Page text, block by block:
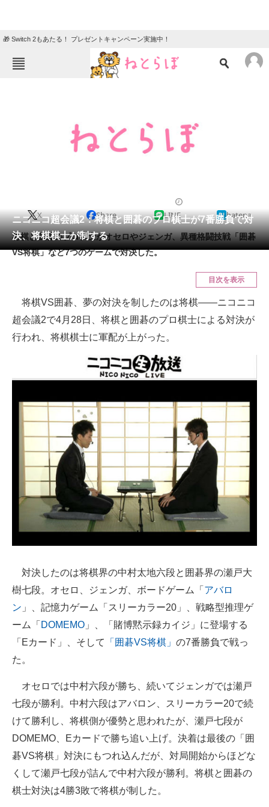
🎁 Switch 2もあたる！ プレゼントキャンペーン実施中！
クイズ
地域
会員記事
メディア
スマホと通信の最新トレンド
好きが集まる 比べて選べる
AI活用のいまが分かる
企業ITのトレンドを詳説
経営リーダーのコミュニティ
マーケ×ITの今がよく分かる
ITエンジニア向け専門サイト
IT製品の技術・比較・事例
製造業のIT導入・活用を支援
モノづくり技術者専門サイト
電子設計の基本と応用
エネルギーの専門メディア
建設×テクノロジーの最前線
ちょっと気になるネットの話題
ニコニコ超会議2：将棋と囲碁のプロ棋士が7番勝負で対
決、将棋棋士が制する
X Share LINE hatena
将棋と囲碁のプロ棋士がオセロやジェンガ、異種格闘技戦「囲碁
VS将棋」など7つのゲームで対決した。
目次を表示
将棋VS囲碁、夢の対決を制したのは将棋――ニコニコ
超会議2で4月28日、将棋と囲碁のプロ棋士による対決が
行われ、将棋棋士に軍配が上がった。
対決したのは将棋界の中村太地六段と囲碁界の瀬戸大
樹七段。オセロ、ジェンガ、ボードゲーム「 アバロ
ン 」、記憶力ゲーム「スリーカラー20」、戦略型推理ゲ
ーム「 DOMEMO 」、「賭博黙示録カイジ」に登場する
「Eカード」、そして
「囲碁VS将棋」 の7番勝負で戦っ
た。
オセロでは中村六段が勝ち、続いてジェンガでは瀬戸
七段が勝利。中村六段はアバロン、スリーカラー20で続
けて勝利し、将棋側が優勢と思われたが、瀬戸七段が
DOMEMO、Eカードで勝ち追い上げ。決着は最後の「囲
碁VS将棋」対決にもつれ込んだが、対局開始からほどな
くして瀬戸七段が詰んで中村六段が勝利。将棋と囲碁の
棋士対決は4勝3敗で将棋が制した。